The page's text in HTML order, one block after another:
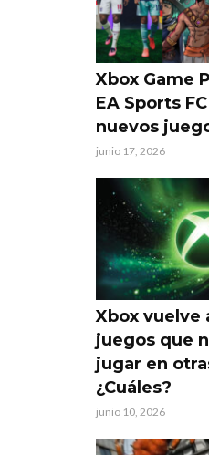
Xbox Game
EA Sports
nuevos
junio 17, 2026
Xbox vuelve
juegos que
jugar en
¿Cuáles?
junio 10, 2026